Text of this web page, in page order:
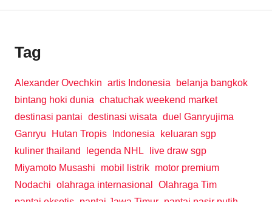
Tag
Alexander Ovechkin artis Indonesia
belanja bangkok
bintang hoki dunia chatuchak weekend market
destinasi pantai destinasi wisata duel Ganryujima
Ganryu
Hutan Tropis Indonesia
keluaran sgp
kuliner thailand
legenda NHL
live draw sgp
Miyamoto Musashi
mobil listrik motor premium
Nodachi olahraga internasional
Olahraga Tim